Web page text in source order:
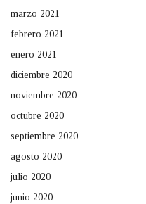
marzo 2021
febrero 2021
enero 2021
diciembre 2020
noviembre 2020
octubre 2020
septiembre 2020
agosto 2020
julio 2020
junio 2020